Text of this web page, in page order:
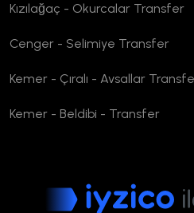
Kızılağaç - Okurcalar Transfer
Cenger - Selimiye Transfer
Kemer - Çıralı - Avsallar
Kemer - Beldibi - Transfer